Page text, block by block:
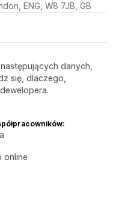
ENG, W8 7JB, GB
danych,
się, dlaczego,
dewelopera.
online